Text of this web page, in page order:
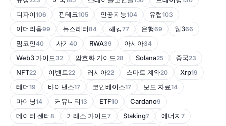
디파이106 핀테크105 인공지능104 유럽103
이더리움99 뉴스레터84 해킹77 은행69 웹366
밈코인40 사기40 RWA39 아시아34
Web3 가이드 32 암호화 가이드 28 Solana25 중국23
NFT22 이벤트 22 러시아22 스마트 계약20 Xrp19
테더19 바이낸스17 코인베이스17 보도 자료14
마이닝14 커뮤니티13 ETF10 Cardano9
데이터 센터8 거래소 가이드7 Staking7 에너지7